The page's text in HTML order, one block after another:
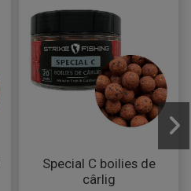
Special C boilies de
cârlig